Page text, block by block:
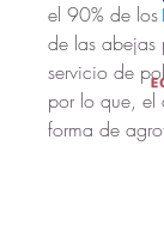
el 90% de
de las abejas
servicio de
por lo que, el
forma de